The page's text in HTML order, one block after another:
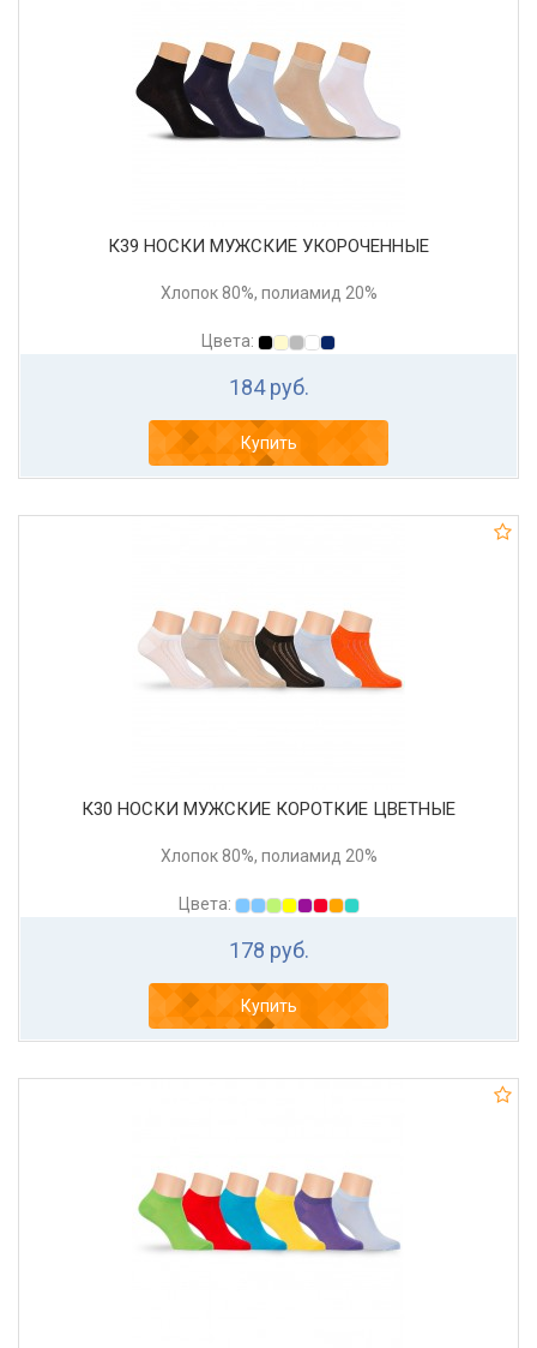
К39 НОСКИ МУЖСКИЕ УКОРОЧЕННЫЕ
Хлопок 80%, полиамид 20%
Цвета:
184 руб.
Купить
К30 НОСКИ МУЖСКИЕ КОРОТКИЕ ЦВЕТНЫЕ
Хлопок 80%, полиамид 20%
Цвета:
178 руб.
Купить